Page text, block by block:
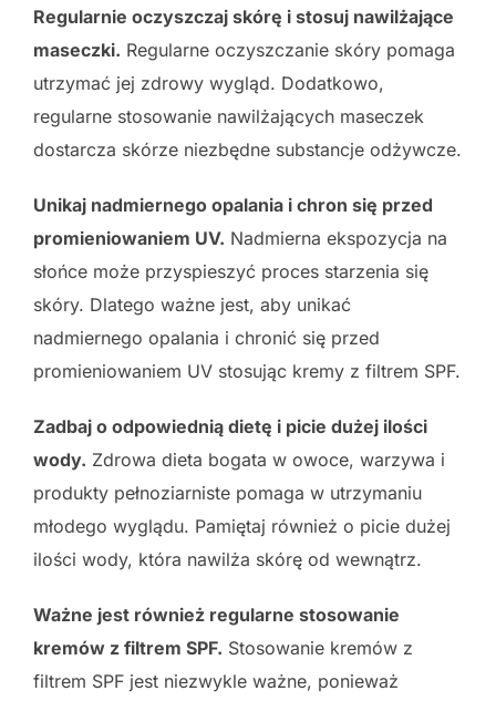
Regularnie oczyszczaj skórę i stosuj nawilżające
maseczki. Regularne oczyszczanie skóry pomaga
utrzymać jej zdrowy wygląd. Dodatkowo,
regularne stosowanie nawilżających maseczek
dostarcza skórze niezbędne substancje odżywcze.
Unikaj nadmiernego opalania i chron się przed
promieniowaniem UV. Nadmierna ekspozycja na
słońce może przyspieszyć proces starzenia się
skóry. Dlatego ważne jest, aby unikać
nadmiernego opalania i chronić się przed
promieniowaniem UV stosując kremy z filtrem SPF.
Zadbaj o odpowiednią dietę i picie dużej ilości
wody. Zdrowa dieta bogata w owoce, warzywa i
produkty pełnoziarniste pomaga w utrzymaniu
młodego wyglądu. Pamiętaj również o picie dużej
ilości wody, która nawilża skórę od wewnątrz.
Ważne jest również regularne stosowanie
kremów z filtrem SPF. Stosowanie kremów z
filtrem SPF jest niezwykle ważne, ponieważ